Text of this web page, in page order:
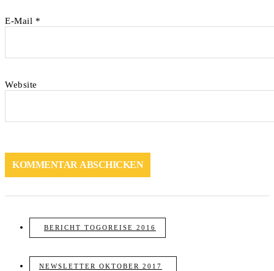
E-Mail *
Website
BERICHT TOGOREISE 2016
NEWSLETTER OKTOBER 2017